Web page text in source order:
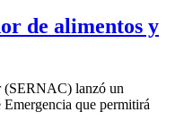
de alimentos y
(SERNAC) lanzó un
que permitirá